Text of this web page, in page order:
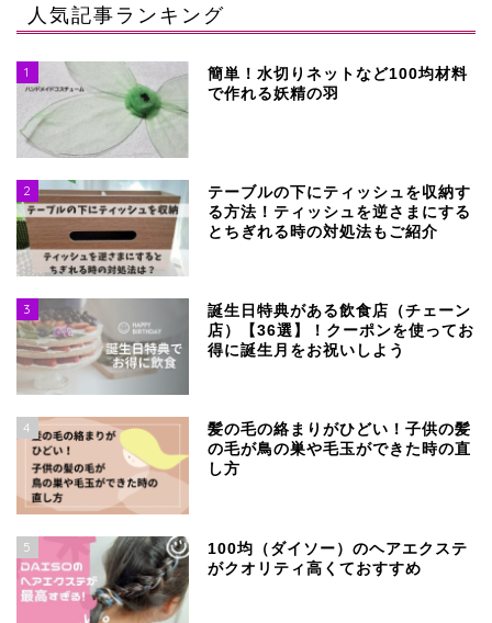
人気記事ランキング
1
簡単！水切りネットなど100均材料
で作れる妖精の羽
2
テーブルの下にティッシュを収納す
る方法！ティッシュを逆さまにする
とちぎれる時の対処法もご紹介
3
誕生日特典がある飲食店（チェーン
店）【36選】！クーポンを使ってお
得に誕生月をお祝いしよう
4
髪の毛の絡まりがひどい！子供の髪
の毛が鳥の巣や毛玉ができた時の直
し方
5
100均（ダイソー）のヘアエクステ
がクオリティ高くておすすめ